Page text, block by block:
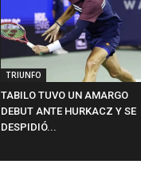
TRIUNFO
TABILO TUVO UN AMARGO
DEBUT ANTE HURKACZ Y SE
DESPIDIÓ...